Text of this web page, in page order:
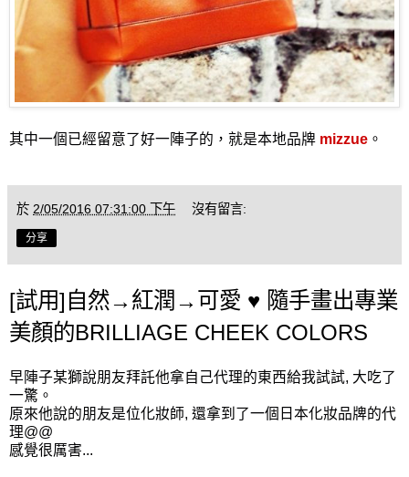
其中一個已經留意了好一陣子的，就是本地品牌 mizzue 。
於 2/05/2016 07:31:00 下午 沒有留言:
分享
[試用]自然→紅潤→可愛 ♥ 隨手畫出專業
美顏的BRILLIAGE CHEEK COLORS
早陣子某獅說朋友拜託他拿自己代理的東西給我試試, 大吃了
一驚。
原來他說的朋友是位化妝師, 還拿到了一個日本化妝品牌的代
理@@
感覺很厲害...